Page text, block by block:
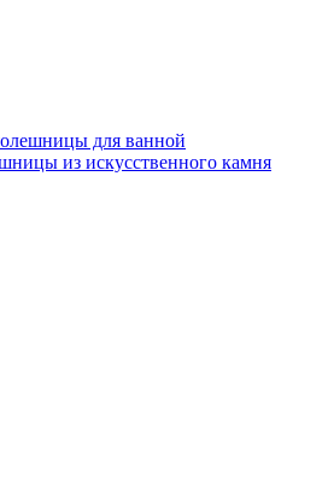
для ванной
из искусственного камня